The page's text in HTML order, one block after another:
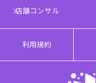
店舗コンサル
利用規約